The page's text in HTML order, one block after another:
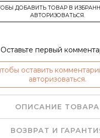
ДОБАВИТЬ ТОВАР В
АВТОРИЗОВАТЬСЯ.
Оставьте первый
оставить
авторизоваться.
ОПИСАНИЕ ТОВАРА
ВОЗВРАТ И